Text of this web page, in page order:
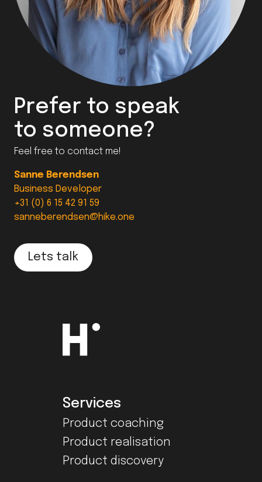
Prefer to speak
to someone?
Feel free to contact me!
Sanne Berendsen
Business Developer
+31 (0) 6 15 42 91 59
sanneberendsen@hike.one
Lets talk
Services
Product coaching
Product realisation
Product discovery